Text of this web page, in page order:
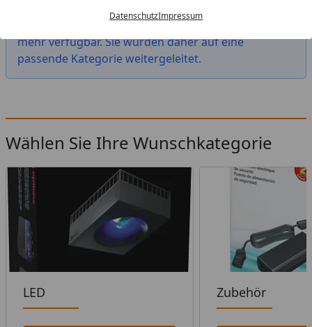
DatenschutzImpressum
Das von Ihnen gesuchte Produkt "aquatlantis LED-
Leiste inkl. Netzteil sw f. Style LED 80" ist leider nicht
mehr verfügbar. Sie wurden daher auf eine
passende Kategorie weitergeleitet.
Wählen Sie Ihre Wunschkategorie
LED Zubehör